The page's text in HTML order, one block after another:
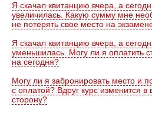
Я скачал квитанцию вчера, а
увеличилась. Какую сумму мне
не потерять свое место на
Я скачал квитанцию вчера, а
уменьшилась. Могу ли я оплатить
на сегодня?
Могу ли я забронировать место и
с оплатой? Вдруг курс изменится
сторону?